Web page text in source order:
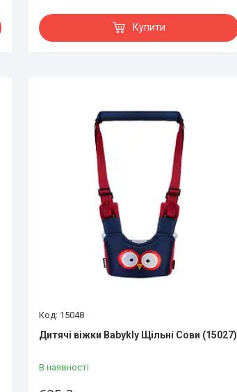
Купити
15048
Дитячі віжки Babykly Щільні Сови (15027)
В наявності